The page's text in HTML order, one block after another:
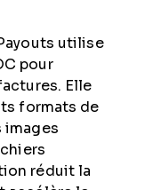
utilise
pour
Elle
formats de
images
réduit la